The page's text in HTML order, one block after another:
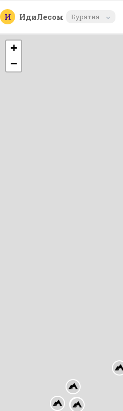
И ИдиЛесом Бурятия
+
−